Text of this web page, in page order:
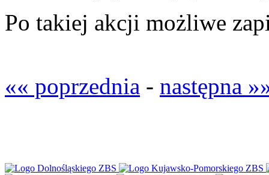
Po takiej akcji możliwe
«« poprzednia - następna